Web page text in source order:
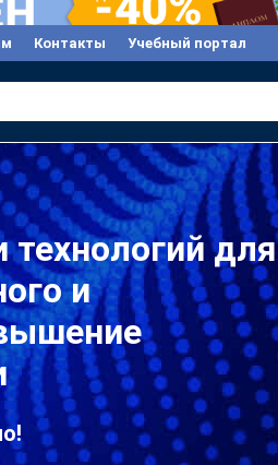
Контакты Учебный портал
для
и